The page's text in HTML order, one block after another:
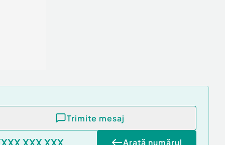
Trimite mesaj
XXX XXX Arată numărul